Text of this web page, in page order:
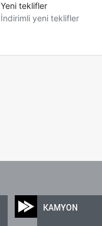
Yeni teklifler
İndirimli yeni teklifler
KAMYON